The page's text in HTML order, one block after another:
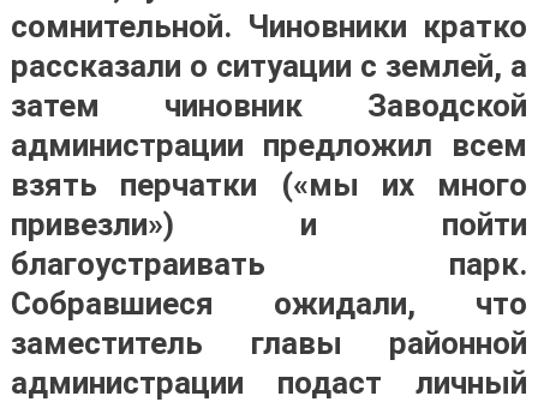
сомнительной. Чиновники кратко
рассказали о ситуации с землей, а
затем чиновник Заводской
администрации предложил всем
взять перчатки («мы их много
привезли») и пойти
благоустраивать парк.
Собравшиеся ожидали, что
заместитель главы районной
администрации подаст личный